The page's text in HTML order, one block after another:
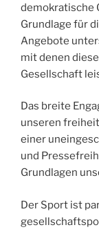
demokratische
Grundlage für
Angebote
mit denen
Gesellschaft
Das breite
unseren
einer
und
Grundlagen
Der Sport ist